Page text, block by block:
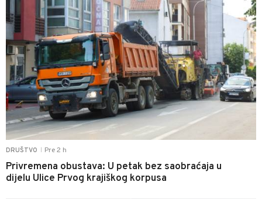
DRUŠTVO Pre 2 h
Privremena obustava: U petak bez saobraćaja u
dijelu Ulice Prvog krajiškog korpusa